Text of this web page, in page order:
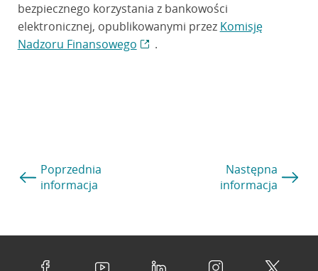
bezpiecznego korzystania z bankowości
elektronicznej, opublikowanymi przez Komisję
Nadzoru Finansowego
.
Poprzednia
informacja
Następna
informacja